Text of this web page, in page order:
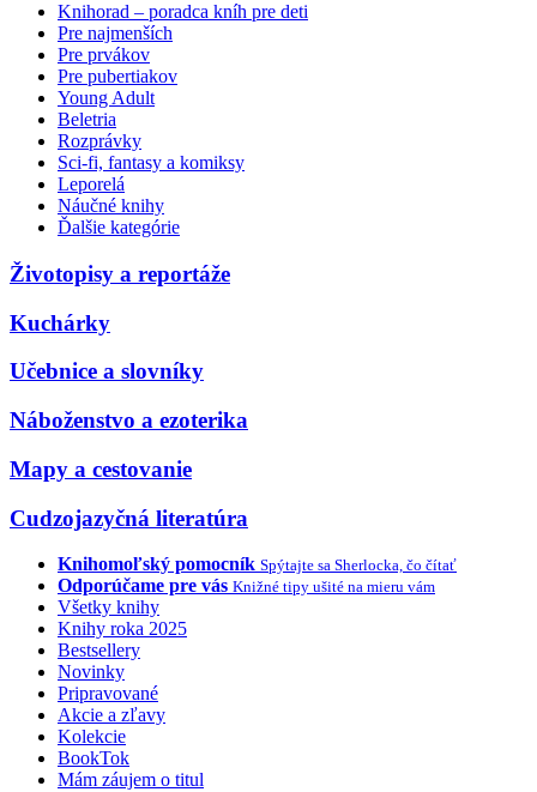
Knihorad – poradca kníh pre deti
Pre najmenších
Pre prvákov
Pre pubertiakov
Young Adult
Beletria
Rozprávky
Sci-fi, fantasy a komiksy
Leporelá
Náučné knihy
Ďalšie kategórie
Životopisy a reportáže
Kuchárky
Učebnice a slovníky
Náboženstvo a ezoterika
Mapy a cestovanie
Cudzojazyčná literatúra
Knihomoľský pomocník Spýtajte sa Sherlocka, čo čítať
Odporúčame pre vás Knižné tipy ušité na mieru vám
Všetky knihy
Knihy roka 2025
Bestsellery
Novinky
Pripravované
Akcie a zľavy
Kolekcie
BookTok
Mám záujem o titul